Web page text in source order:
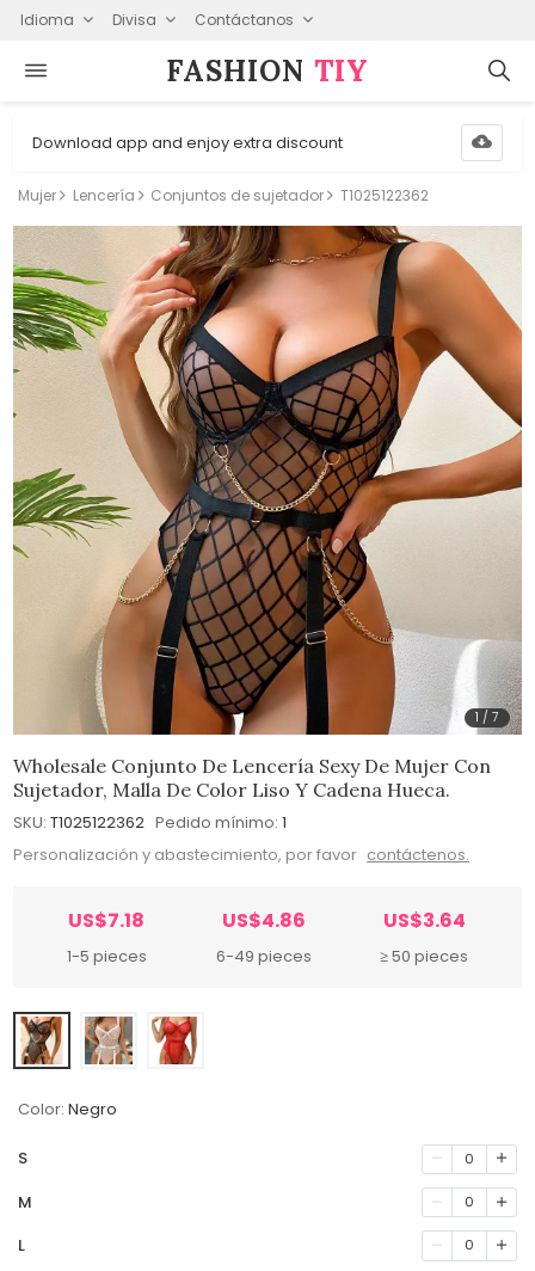
Idioma Divisa Contáctanos
FASHION⁠ TIY
Download app and enjoy extra discount
Mujer Lencería Conjuntos de sujetador T1025122362
1 /7
Wholesale Conjunto De Lencería Sexy De Mujer Con
Sujetador, Malla De Color Liso Y Cadena Hueca.
SKU: T1025122362 Pedido mínimo: 1
Personalización y abastecimiento, por favor contáctenos.
US$7.18
1-5 pieces
US$4.86
6-49 pieces
US$3.64
≥ 50 pieces
Color: Negro
S 0
M 0
L 0